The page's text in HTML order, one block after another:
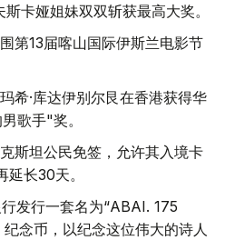
卡娅姐妹双双斩获最高大奖。
第13届喀山国际伊斯兰电影节
希·库达伊别尔艮在香港获得华
歌手"奖。
斯坦公民免签，允许其入境卡
长30天。
发行一套名为“ABAI. 175
念币，以纪念这位伟大的诗人